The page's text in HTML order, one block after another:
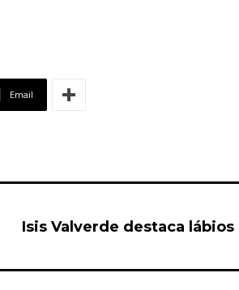
Email
Isis Valverde destaca